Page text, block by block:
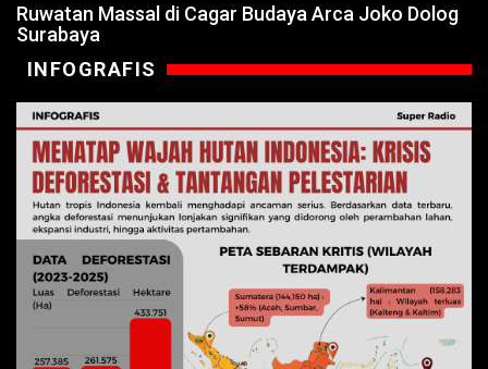
Ruwatan Massal di Cagar Budaya Arca Joko Dolog
Surabaya
INFOGRAFIS